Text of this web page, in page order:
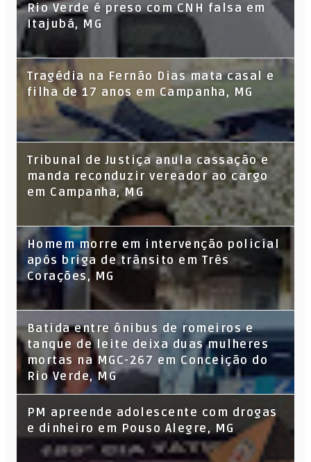
Rio Verde é preso com CNH falsa em
Itajubá, MG
Tragédia na Fernão Dias mata casal e
filha de 17 anos em Campanha, MG
Tribunal de Justiça anula cassação e
manda reconduzir vereador ao cargo
em Campanha, MG
Homem morre em intervenção policial
após briga de trânsito em Três
Corações, MG
Batida entre ônibus de romeiros e
tanque de leite deixa duas mulheres
mortas na MGC-267 em Conceição do
Rio Verde, MG
PM apreende adolescente com drogas
e dinheiro em Pouso Alegre, MG